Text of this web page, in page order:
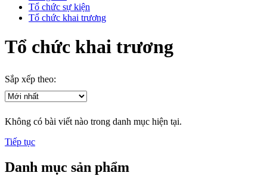
Tổ chức sự kiện
Tổ chức khai trương
Tổ chức khai trương
Sắp xếp theo:
Không có bài viết nào trong danh mục hiện tại.
Tiếp tục
Danh mục sản phẩm